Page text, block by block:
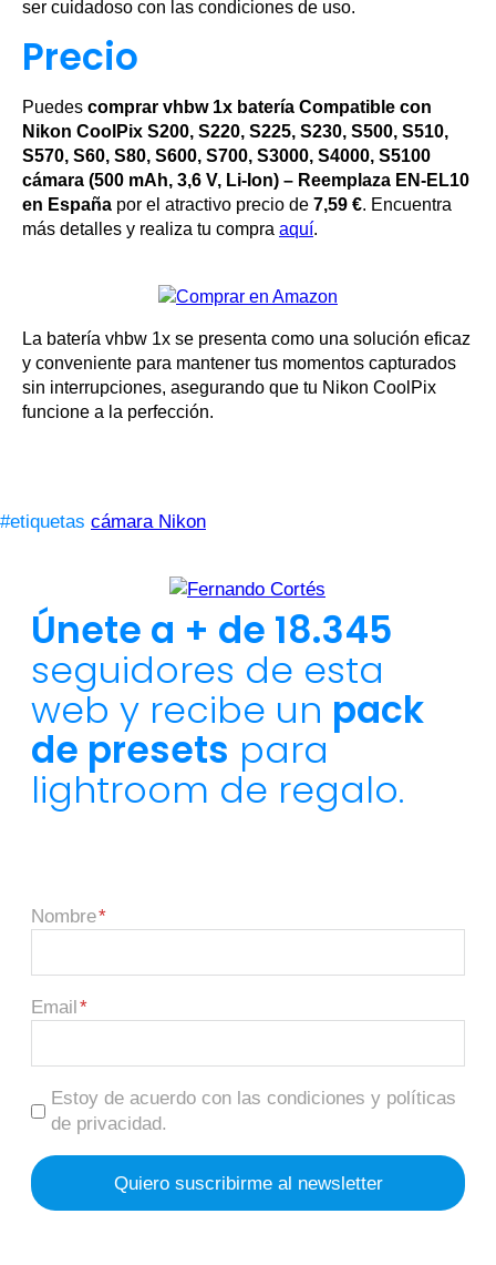
ser cuidadoso con las condiciones de uso.
Precio
Puedes comprar vhbw 1x batería Compatible con
Nikon CoolPix S200, S220, S225, S230, S500, S510,
S570, S60, S80, S600, S700, S3000, S4000, S5100
cámara (500 mAh, 3,6 V, Li-Ion) – Reemplaza EN-EL10
en España por el atractivo precio de 7,59 €. Encuentra
más detalles y realiza tu compra aquí.
La batería vhbw 1x se presenta como una solución eficaz
y conveniente para mantener tus momentos capturados
sin interrupciones, asegurando que tu Nikon CoolPix
funcione a la perfección.
#etiquetas cámara Nikon
Únete a + de 18.345
seguidores de esta
web y recibe un pack
de presets para
lightroom de regalo.
Nombre
Email
Estoy de acuerdo con las condiciones y políticas
de privacidad.